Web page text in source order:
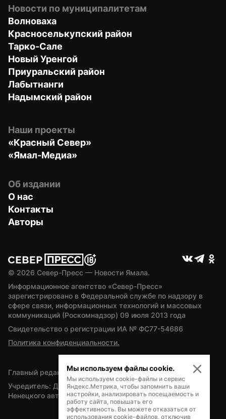
Новости по муниципалитетам
Волноваха
Красноселькупский район
Тарко-Сале
Новый Уренгой
Приуральский район
Лабытнанги
Надымский район
Наши проекты
«Красный Север»
«Ямал-Медиа»
Об издании
О нас
Контакты
Авторы
© 2026 Север-Пресс — Новости Ямала.
Информационное агентство «Север-Пресс»
зарегистрировано в Федеральной службе по надзору в
сфере связи, информационных технологий и массовых
коммуникаций (Роскомнадзор) 09 июля 2013 года
Свидетельство о регистрации ИА № ФС77-54686
Политика конфиденциальности.
Главный редактор — А.Л. Поздеев
Учредитель: Департамент внутренней политики Ямало-
Ненецкого автономного округа
Мы используем файлы cookie.
Мы используем cookie-файлы и сервис
Яндекс.Метрика, чтобы запомнить ваши
настройки, анализировать посещаемость и
работу сайта, повышать его
эффективность. Вы можете отказаться от
использования cookie-файлов, отключив